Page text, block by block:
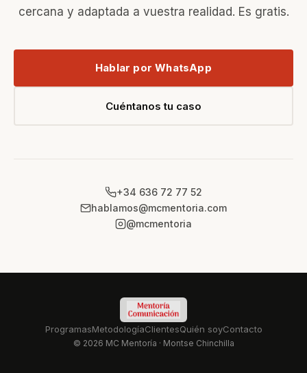
cercana y adaptada a vuestra realidad. Es gratis.
Hablar por WhatsApp
Cuéntanos tu caso
+34 636 72 77 52
hablamos@mcmentoria.com
@mcmentoria
ProgramasMetodologíaClientesQuién soyContacto
© 2026 MC Mentoría · Montse Chinchilla